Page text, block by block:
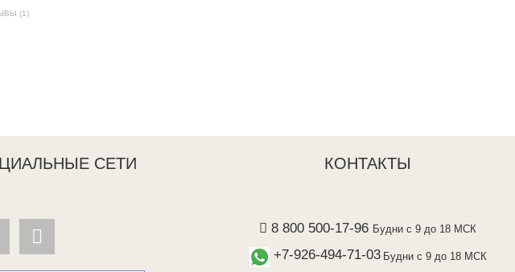
(1)
СЕТИ КОНТАКТЫ
8 800 500-17-96 Будни с 9 до 18 МСК
+7-926-494-71-03 Будни с 9 до 18 МСК